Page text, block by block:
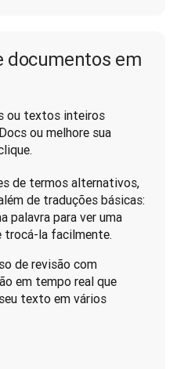
documentos em
ou textos inteiros
ou melhore sua
de termos alternativos,
de traduções básicas:
palavra para ver uma
trocá-la facilmente.
de revisão com
em tempo real que
texto em vários